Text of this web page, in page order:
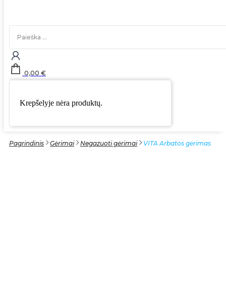
Search
0,00 €
Krepšelyje nėra produktų.
Pagrindinis Gėrimai Negazuoti gėrimai VITA Arbatos gėrimas